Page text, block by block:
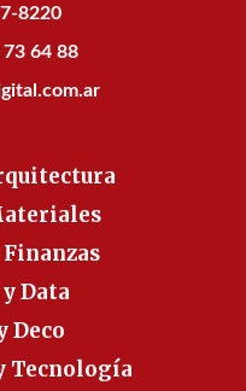
8220
73 64 88
Data
Deco
Tecnología